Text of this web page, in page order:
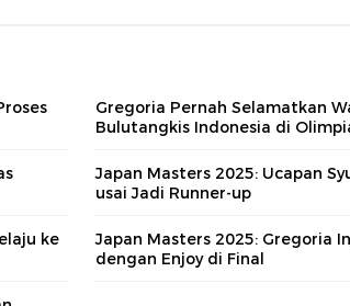
Gregoria Pernah Selamatkan
Bulutangkis Indonesia di
Japan Masters 2025: Ucapan
usai Jadi Runner-up
ke
Japan Masters 2025: Gregoria
dengan Enjoy di Final